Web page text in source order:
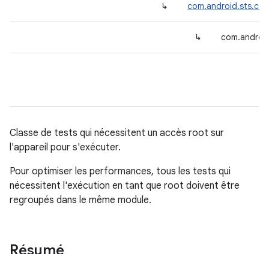
↳
↳
Classe de tests qui nécessitent un accès root sur
l'appareil pour s'exécuter.
Pour optimiser les performances, tous les tests qui
nécessitent l'exécution en tant que root doivent être
regroupés dans le même module.
Résumé